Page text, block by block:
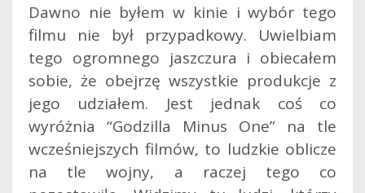
Dawno nie byłem w kinie i wybór tego
filmu nie był przypadkowy. Uwielbiam
tego ogromnego jaszczura i obiecałem
sobie, że obejrzę wszystkie produkcje z
jego udziałem. Jest jednak coś co
wyróżnia “Godzilla Minus One” na tle
wcześniejszych filmów, to ludzkie oblicze
na tle wojny, a raczej tego co